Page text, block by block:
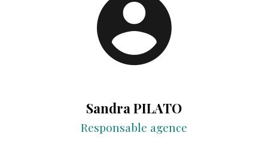
Sandra PILATO
Responsable agence